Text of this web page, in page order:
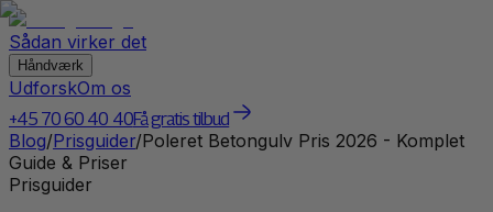
Sådan virker det
Håndværk
UdforskOm os
+45 70 60 40 40Få gratis tilbud
Blog/Prisguider/Poleret Betongulv Pris 2026 - Komplet
Guide & Priser
Prisguider